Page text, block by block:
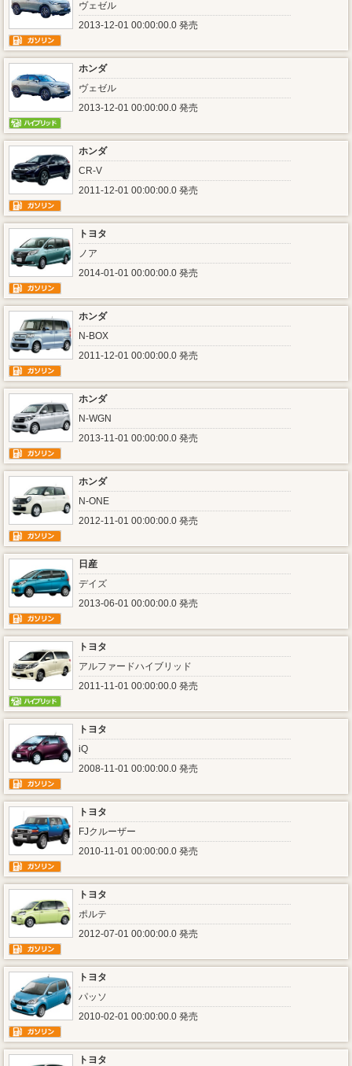
ヴェゼル
2013-12-01 00:00:00.0 発売
ホンダ
ヴェゼル
2013-12-01 00:00:00.0 発売
ホンダ
CR-V
2011-12-01 00:00:00.0 発売
トヨタ
ノア
2014-01-01 00:00:00.0 発売
ホンダ
N-BOX
2011-12-01 00:00:00.0 発売
ホンダ
N-WGN
2013-11-01 00:00:00.0 発売
ホンダ
N-ONE
2012-11-01 00:00:00.0 発売
日産
デイズ
2013-06-01 00:00:00.0 発売
トヨタ
アルファードハイブリッド
2011-11-01 00:00:00.0 発売
トヨタ
iQ
2008-11-01 00:00:00.0 発売
トヨタ
FJクルーザー
2010-11-01 00:00:00.0 発売
トヨタ
ポルテ
2012-07-01 00:00:00.0 発売
トヨタ
パッソ
2010-02-01 00:00:00.0 発売
トヨタ